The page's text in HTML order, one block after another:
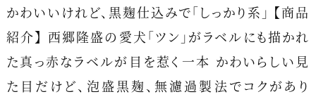
かわいいけれど、黒麹仕込みで「しっかり系」 【商品
紹介】 西郷隆盛の愛犬「ツン」がラベルにも描かれ
た真っ赤なラベルが目を惹く一本 かわいらしい見
た目だけど、泡盛黒麹、無濾過製法でコクがあり